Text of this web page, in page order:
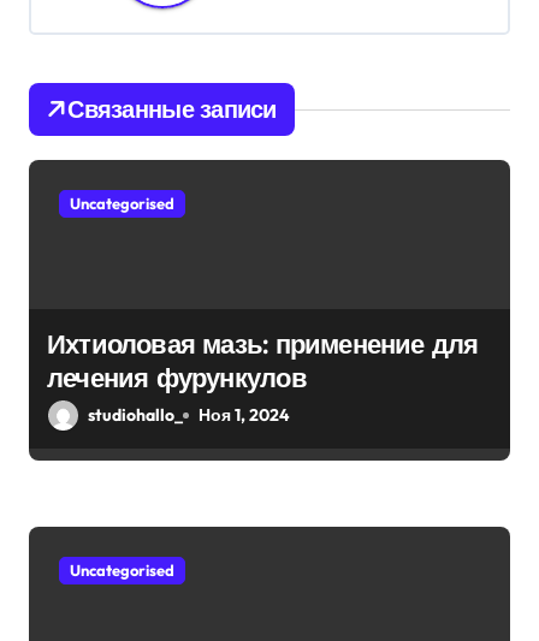
и
я
п
о
и
я
м
Связанные записи
Uncategorised
Ихтиоловая мазь: применение для
лечения фурункулов
studiohallo_ Ноя 1, 2024
Uncategorised